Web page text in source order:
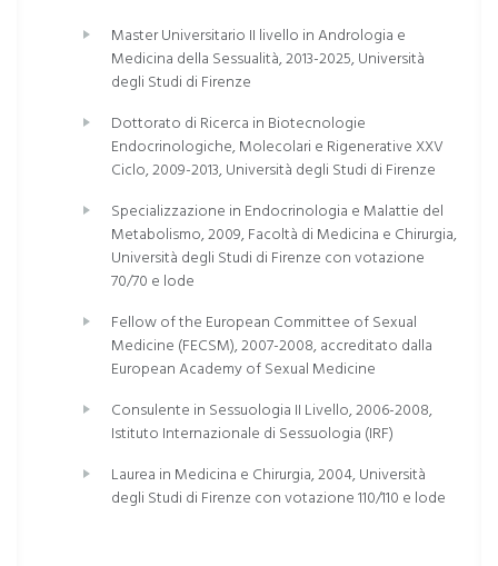
sessuali. Sono Past President, nonché socia fondatrice
della Società italiana Genere, Identità e Salute (SIGIS).
Dal 2021 al 2023 sono stata coordinatrice della
Commissione Salute Transgender e Sessualità della
European Society for Sexual medicine (ESSM),
all’interno della quale continuo a svolgere ruolo attivo.
Sono stata membro eletto del consiglio direttivo della
European Association for Transgender Health (EPATH,
bienni 2019-2021 e 2021-2023), di cui sono stata co-
fondatrice nel 2014. All'interno dell'EPATH rivesto
attualmente il ruolo per la liaision intersocietaria con la
società europea di sessuologia medica (ESSM). Sono
stata membro della Young Researcher Committee
della International Society for Sexual Health (ISSM) e
del Consiglio Direttivo della Società Italiana di
Andrologia e Medicina della Sessualità (SIAMS). Sono
Co-autrice dell’8° versione degli Standards of Care
Health (WPATH; committee Intersexuality). Collaboro in
numerosi progetti di ricerca con il Centro di
Master Universitario II livello in Andrologia e
Medicina della Sessualità, 2013-2025, Università
degli Studi di Firenze
Dottorato di Ricerca in Biotecnologie
Endocrinologiche, Molecolari e Rigenerative XXV
Ciclo, 2009-2013, Università degli Studi di Firenze
Specializzazione in Endocrinologia e Malattie del
Metabolismo, 2009, Facoltà di Medicina e Chirurgia,
Università degli Studi di Firenze con votazione
70/70 e lode
Fellow of the European Committee of Sexual
Medicine (FECSM), 2007-2008, accreditato dalla
European Academy of Sexual Medicine
Consulente in Sessuologia II Livello, 2006-2008,
Istituto Internazionale di Sessuologia (IRF)
Laurea in Medicina e Chirurgia, 2004, Università
degli Studi di Firenze con votazione 110/110 e lode